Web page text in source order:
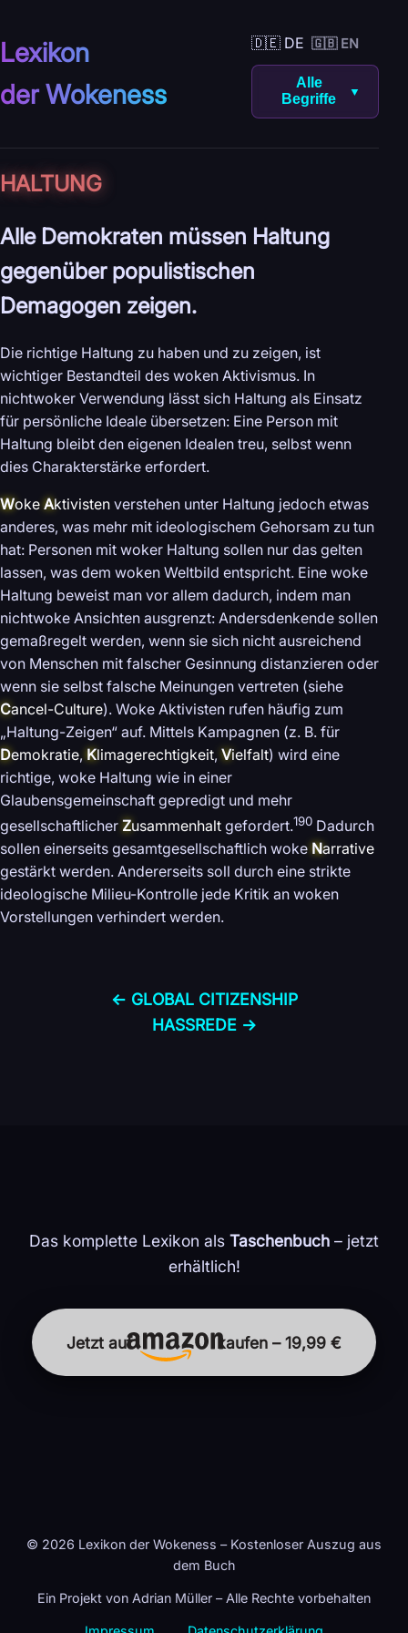
Lexikon
der Wokeness
🇩🇪 DE 🇬🇧 EN
Alle
Begriffe
▼
HALTUNG
Alle Demokraten müssen Haltung
gegenüber populistischen
Demagogen zeigen.
Die richtige Haltung zu haben und zu zeigen, ist
wichtiger Bestandteil des woken Aktivismus. In
nichtwoker Verwendung lässt sich Haltung als Einsatz
für persönliche Ideale übersetzen: Eine Person mit
Haltung bleibt den eigenen Idealen treu, selbst wenn
dies Charakterstärke erfordert.
Woke Aktivisten verstehen unter Haltung jedoch etwas
anderes, was mehr mit ideologischem Gehorsam zu tun
hat: Personen mit woker Haltung sollen nur das gelten
lassen, was dem woken Weltbild entspricht. Eine woke
Haltung beweist man vor allem dadurch, indem man
nichtwoke Ansichten ausgrenzt: Andersdenkende sollen
gemaßregelt werden, wenn sie sich nicht ausreichend
von Menschen mit falscher Gesinnung distanzieren oder
wenn sie selbst falsche Meinungen vertreten (siehe
Cancel-Culture). Woke Aktivisten rufen häufig zum
„Haltung-Zeigen“ auf. Mittels Kampagnen (z. B. für
Demokratie, Klimagerechtigkeit, Vielfalt) wird eine
richtige, woke Haltung wie in einer
Glaubensgemeinschaft gepredigt und mehr
gesellschaftlicher Zusammenhalt gefordert.190 Dadurch
sollen einerseits gesamtgesellschaftlich woke Narrative
gestärkt werden. Andererseits soll durch eine strikte
ideologische Milieu-Kontrolle jede Kritik an woken
Vorstellungen verhindert werden.
← GLOBAL CITIZENSHIP
HASSREDE →
Das komplette Lexikon als Taschenbuch – jetzt
erhältlich!
Jetzt auf kaufen – 19,99 €
© 2026 Lexikon der Wokeness – Kostenloser Auszug aus
dem Buch
Ein Projekt von Adrian Müller – Alle Rechte vorbehalten